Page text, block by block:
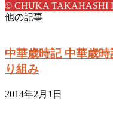
© CHUKA TAKAHASHI
他の記事
中華歳時記 中華歳
り組み
2014年2月1日